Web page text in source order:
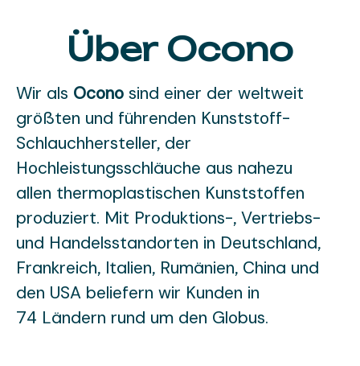
Über Ocono
Wir als Ocono sind einer der weltweit
größten und führenden Kunststoff-
Schlauchhersteller, der
Hochleistungsschläuche aus nahezu
allen thermoplastischen Kunststoffen
produziert. Mit Produktions-, Vertriebs-
und Handelsstandorten in Deutschland,
Frankreich, Italien, Rumänien, China und
den USA beliefern wir Kunden in
74 Ländern rund um den Globus.